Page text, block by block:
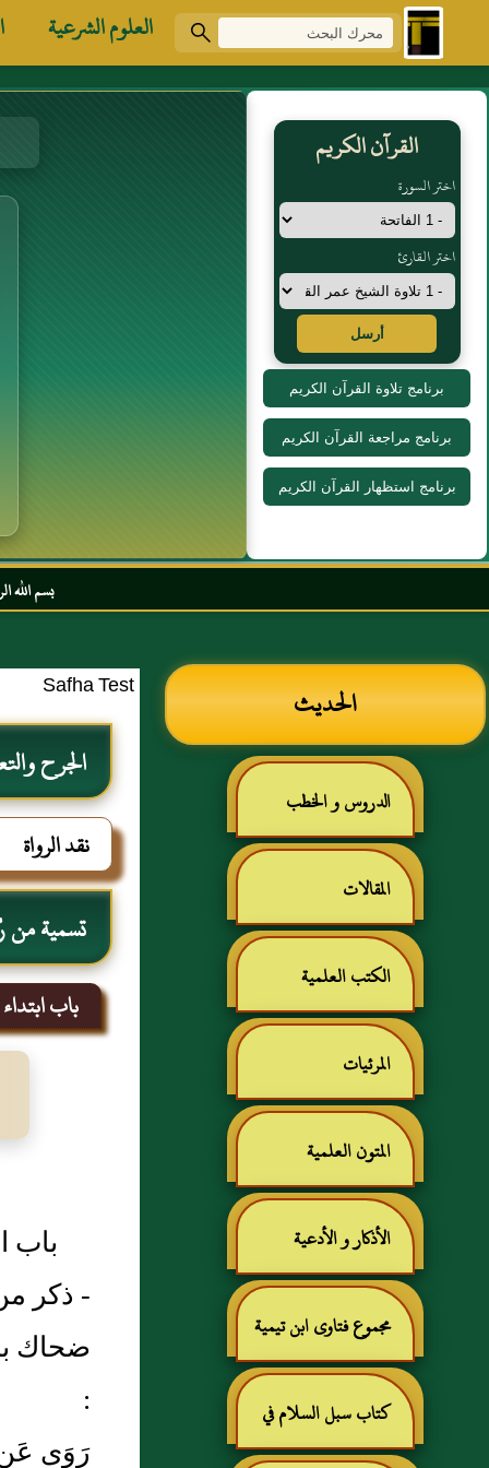
العلوم الشرعية
القرآن الكريم
اختر السورة
اختر القارئ
أرسل
برنامج تلاوة القرآن الكريم
برنامج مراجعة القرآن الكريم
برنامج استظهار القرآن الكريم
بسم الله الرحمن الرحيم
الحديث
الدروس و الخطب
المقالات
الكتب العلمية
المرئيات
المتون العلمية
الأذكار و الأدعية
مجموع فتاوى ابن تيمية
كتاب سبل السلام في
Safha Test
الجرح
نقد الرواة
تسمية من
باب
باب
- ذكر
ضحاك
:
رَوَى عَن أبي